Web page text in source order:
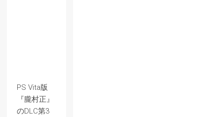
PS Vita版
『朧村正』
のDLC第3